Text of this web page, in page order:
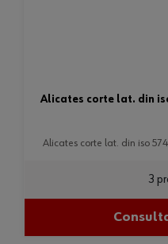
alicates corte lat. din
alicates corte lat. din iso
3